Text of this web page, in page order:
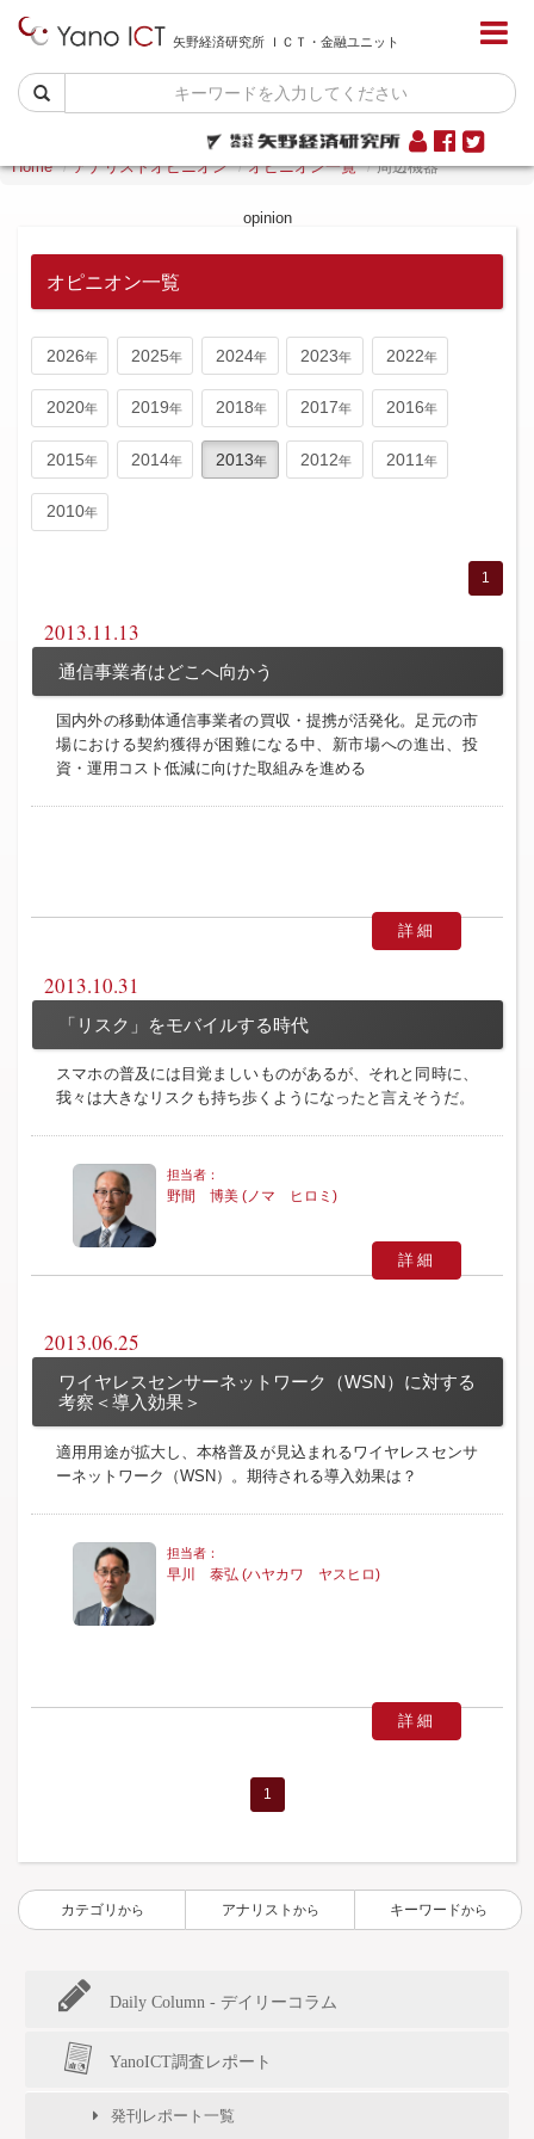
矢野経済研究所 ＩＣＴ・金融ユニット
Home アナリストオピニオン オピニオン一覧 周辺機器
opinion
オピニオン一覧
2026 2025 2024 2023 2022
2020 2019 2018 2017 2016
2015 2014 2013 2012 2011
2010
1
2013.11.13
通信事業者はどこへ向かう
国内外の移動体通信事業者の買収・提携が活発化。足元の市
場における契約獲得が困難になる中、新市場への進出、投
資・運用コスト低減に向けた取組みを進める
詳細
2013.10.31
「リスク」をモバイルする時代
スマホの普及には目覚ましいものがあるが、それと同時に、
我々は大きなリスクも持ち歩くようになったと言えそうだ。
野間 博美 (ノマ ヒロミ)
詳細
2013.06.25
ワイヤレスセンサーネットワーク（WSN）に対する
考察＜導入効果＞
適用用途が拡大し、本格普及が見込まれるワイヤレスセンサ
ーネットワーク（WSN）。期待される導入効果は？
早川 泰弘 (ハヤカワ ヤスヒロ)
詳細
1
カテゴリ から アナリスト から キーワードから
Daily Column - デイリーコラム
YanoICT調査レポート
発刊レポート一覧